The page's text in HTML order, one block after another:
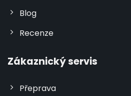
Blog
Recenze
Zákaznický servis
Přeprava